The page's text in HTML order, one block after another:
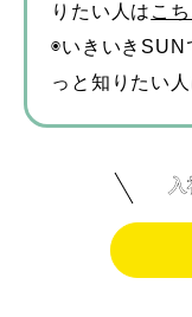
りたい人は こ
◉いきいきSUN
っと知りたい
入